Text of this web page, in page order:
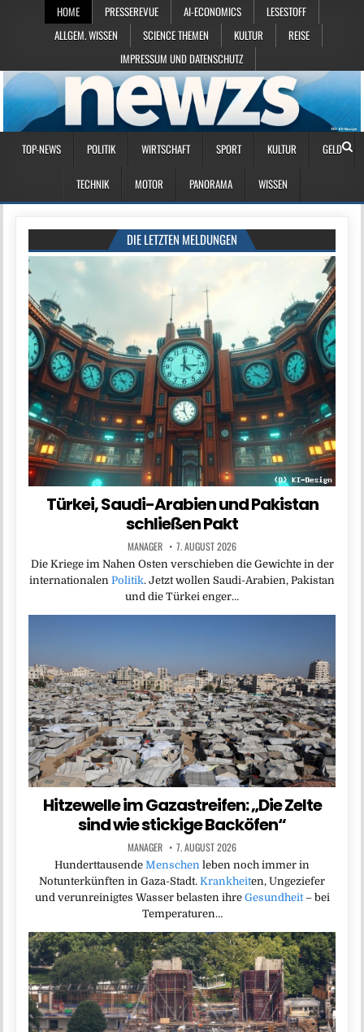
HOME PRESSEREVUE AI-ECONOMICS
LESESTOFF
ALLGEM. WISSEN
SCIENCE THEMEN KULTUR
REISE
IMPRESSUM UND DATENSCHUTZ
TOP-NEWS POLITIK WIRTSCHAFT SPORT KULTUR GELD
TECHNIK MOTOR PANORAMA WISSEN
DIE LETZTEN MELDUNGEN
Türkei, Saudi-Arabien und Pakistan
schließen Pakt
MANAGER 7. AUGUST 2026
Die Kriege im Nahen Osten verschieben die Gewichte in der
internationalen Politik. Jetzt wollen Saudi-Arabien, Pakistan
und die Türkei enger…
Hitzewelle im Gazastreifen: „Die Zelte
sind wie stickige Backöfen“
MANAGER 7. AUGUST 2026
Hunderttausende Menschen leben noch immer in
Notunterkünften in Gaza-Stadt. Krankheiten, Ungeziefer
und verunreinigtes Wasser belasten ihre Gesundheit– bei
Temperaturen…